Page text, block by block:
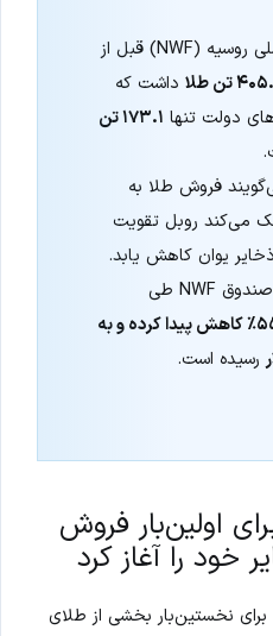
صندوق ثروت ملی روسیه (NWF) قبل از
تن طلا
داشت که
دولت تنها ۱۷۳.۱ تن
فروش طلا به
می‌کند روبل تقویت
یوان کاهش یابد.
دارایی‌های نقد صندوق NWF طی
۵۵٪ کاهش پیدا کرده و به
رسیده است.
اولین‌بار فروش
خود را آغاز کرد
برای نخستین‌بار بخشی از طلای